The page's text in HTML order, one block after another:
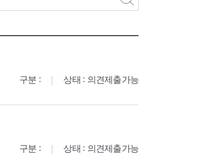
구분 : 상태 : 의견제출가능
구분 : 상태 : 의견제출가능